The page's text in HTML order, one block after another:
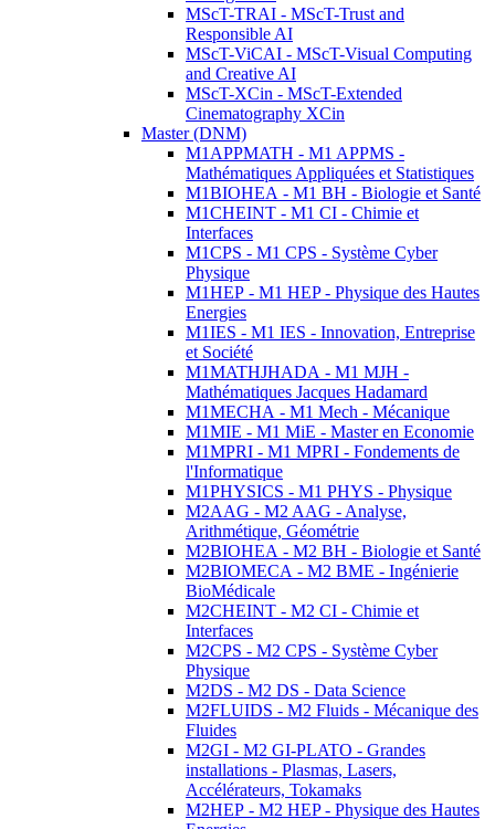
MScT-TRAI - MScT-Trust and
Responsible AI
MScT-ViCAI - MScT-Visual Computing
and Creative AI
MScT-XCin - MScT-Extended
Cinematography XCin
Master (DNM)
M1APPMATH - M1 APPMS -
Mathématiques Appliquées et Statistiques
M1BIOHEA - M1 BH - Biologie et Santé
M1CHEINT - M1 CI - Chimie et
Interfaces
M1CPS - M1 CPS - Système Cyber
Physique
M1HEP - M1 HEP - Physique des Hautes
Energies
M1IES - M1 IES - Innovation, Entreprise
et Société
M1MATHJHADA - M1 MJH -
Mathématiques Jacques Hadamard
M1MECHA - M1 Mech - Mécanique
M1MIE - M1 MiE - Master en Economie
M1MPRI - M1 MPRI - Fondements de
l'Informatique
M1PHYSICS - M1 PHYS - Physique
M2AAG - M2 AAG - Analyse,
Arithmétique, Géométrie
M2BIOHEA - M2 BH - Biologie et Santé
M2BIOMECA - M2 BME - Ingénierie
BioMédicale
M2CHEINT - M2 CI - Chimie et
Interfaces
M2CPS - M2 CPS - Système Cyber
Physique
M2DS - M2 DS - Data Science
M2FLUIDS - M2 Fluids - Mécanique des
Fluides
M2GI - M2 GI-PLATO - Grandes
installations - Plasmas, Lasers,
Accélérateurs, Tokamaks
M2HEP - M2 HEP - Physique des Hautes